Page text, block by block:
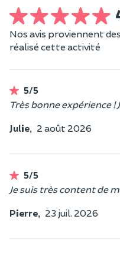
Nos avis proviennent
réalisé cette activité
5/5
Très bonne expérience
Julie, 2 août 2026
5/5
Je suis très content de
Pierre, 23 juil. 2026